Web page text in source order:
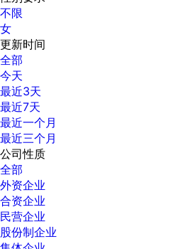
不限
女
更新时间
全部
今天
最近3天
最近7天
最近一个月
最近三个月
公司性质
全部
外资企业
合资企业
民营企业
股份制企业